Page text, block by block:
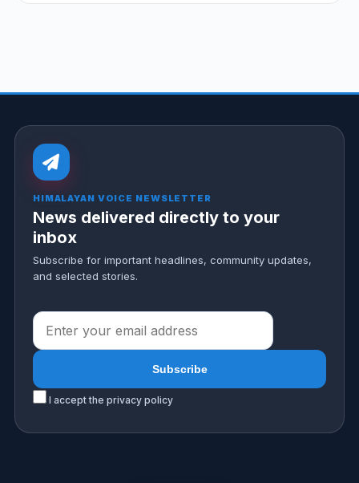
HIMALAYAN VOICE NEWSLETTER
News delivered directly to your
inbox
Subscribe for important headlines, community updates,
and selected stories.
I accept the privacy policy